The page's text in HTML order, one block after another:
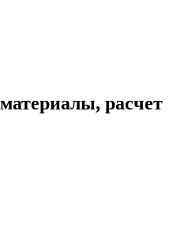
расчет